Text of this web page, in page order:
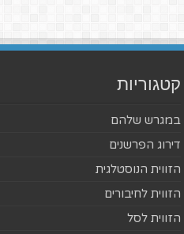
קטגוריות
במגרש שלהם
דירוג הפרשנים
הזווית הנוסטלגית
הזווית לחיבורים
הזווית לסל